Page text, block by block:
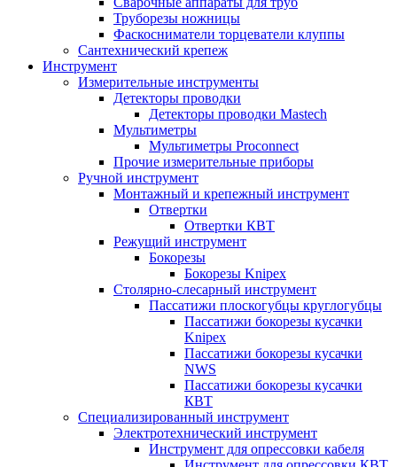
Труборезы ножницы
Фаскосниматели торцеватели клуппы
Сантехнический крепеж
Инструмент
Измерительные инструменты
Детекторы проводки
Детекторы проводки Mastech
Мультиметры
Мультиметры Proconnect
Прочие измерительные приборы
Ручной инструмент
Монтажный и крепежный инструмент
Отвертки
Отвертки КВТ
Режущий инструмент
Бокорезы
Бокорезы Knipex
Столярно-слесарный инструмент
Пассатижи плоскогубцы круглогубцы
Пассатижи бокорезы кусачки
Knipex
Пассатижи бокорезы кусачки
NWS
Пассатижи бокорезы кусачки
КВТ
Специализированный инструмент
Электротехнический инструмент
Инструмент для опрессовки кабеля